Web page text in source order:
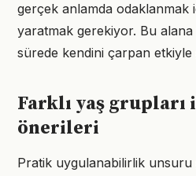
gerçek anlamda odaklanmak
yaratmak gerekiyor. Bu alana
sürede kendini çarpan
Farklı yaş
önerileri
Pratik uygulanabilirlik unsuru